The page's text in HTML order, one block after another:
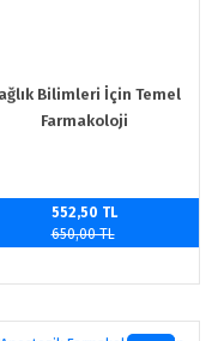
Bilimleri İçin Temel
Farmakoloji
552,50 TL
650,00 TL